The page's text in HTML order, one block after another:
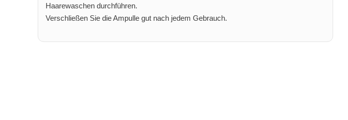
Haarewaschen durchführen.
Verschließen Sie die Ampulle gut nach jedem Gebrauch.